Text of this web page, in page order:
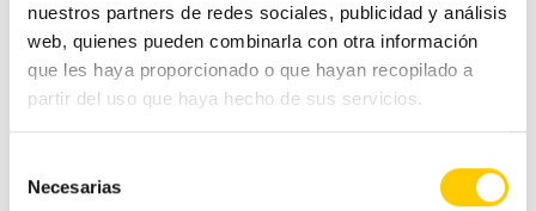
nuestros partners de redes sociales, publicidad y análisis
web, quienes pueden combinarla con otra información
que les haya proporcionado o que hayan recopilado a
partir del uso que haya hecho de sus servicios.
Necesarias
Ferias y congresos
Hostelería